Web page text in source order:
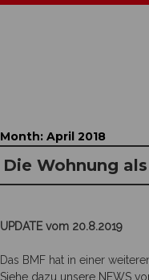
Month: April 2018
Die Wohnung
UPDATE vom 20.8.2019
Das BMF hat in einer
Siehe dazu unsere NEWS